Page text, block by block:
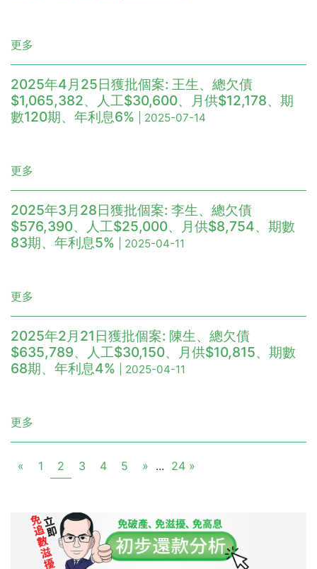
更多
2025年4月25日獲批個案: 王生、總欠債
$1,065,382、人工$30,600、月供$12,178、期
數120期、年利息6%
| 2025-07-14
更多
2025年3月28日獲批個案: 李生、總欠債
$576,390、人工$25,000、月供$8,754、期數
83期、年利息5%
| 2025-04-11
更多
2025年2月21日獲批個案: 陳生、總欠債
$635,789、人工$30,150、月供$10,815、期數
68期、年利息4%
| 2025-04-11
更多
« 1 2 3 4 5 » ... 24 »